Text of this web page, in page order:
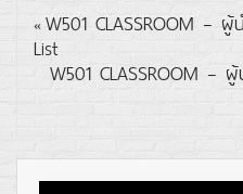
« W501 CLASSROOM –
List
W501 CLASSROOM